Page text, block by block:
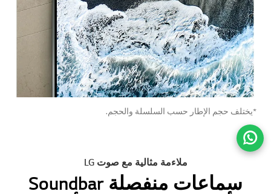
*يختلف حجم الإطار حسب السلسلة والحجم.
ملاءمة مثالية مع صوت LG
سماعات منفصلة Soundbar